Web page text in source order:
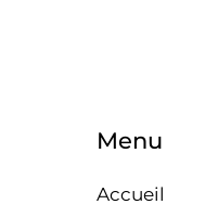
Menu
Accueil